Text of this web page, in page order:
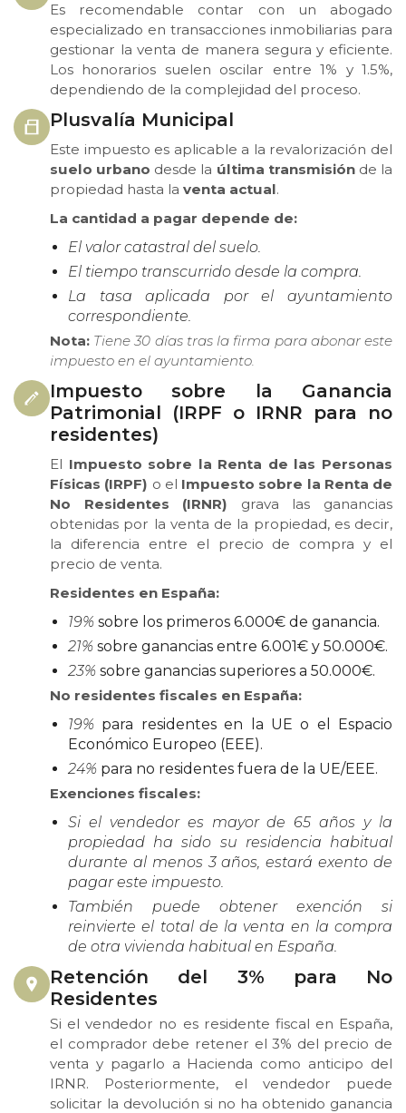
Es recomendable contar con un abogado
especializado en transacciones inmobiliarias para
gestionar la venta de manera segura y eficiente.
Los honorarios suelen oscilar entre 1% y 1.5%,
dependiendo de la complejidad del proceso.
Plusvalía Municipal
Este impuesto es aplicable a la revalorización del
suelo urbano desde la última transmisiónde la
propiedad hasta la venta actual.
La cantidad a pagar depende de:
El valor catastral del suelo.
El tiempo transcurrido desde la compra.
La tasa aplicada por el ayuntamiento
correspondiente.
Nota: Tiene 30 días tras la firma para abonar este
impuesto en el ayuntamiento.
Impuesto sobre la Ganancia
Patrimonial (IRPF o IRNR para no
residentes)
El Impuesto sobre la Renta de las Personas
Físicas (IRPF) o el Impuesto sobre la Renta de
No Residentes (IRNR) grava las ganancias
obtenidas por la venta de la propiedad, es decir,
la diferencia entre el precio de compra y el
precio de venta.
Residentes en España:
19% sobre los primeros 6.000€ de ganancia.
21% sobre ganancias entre 6.001€ y 50.000€.
23% sobre ganancias superiores a 50.000€.
No residentes fiscales en España:
19% para residentes en la UE o el Espacio
Económico Europeo (EEE).
24% para no residentes fuera de la UE/EEE.
Exenciones fiscales:
Si el vendedor es mayor de 65 años y la
propiedad ha sido su residencia habitual
durante al menos 3 años, estará exento de
pagar este impuesto.
También puede obtener exención si
reinvierte el total de la venta en la compra
de otra vivienda habitual en España.
Retención del 3% para No
Residentes
Si el vendedor no es residente fiscal en España,
el comprador debe retener el 3% del precio de
venta y pagarlo a Hacienda como anticipo del
IRNR. Posteriormente, el vendedor puede
solicitar la devolución si no ha obtenido ganancia